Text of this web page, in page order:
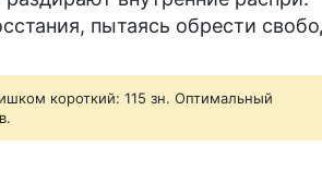
пытаясь обрести
короткий: 115 зн. Оптимальный